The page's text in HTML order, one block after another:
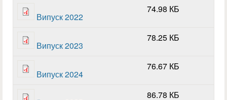
Випуск 2022
74.98 КБ
Випуск 2023
78.25 КБ
Випуск 2024
76.67 КБ
86.78 КБ